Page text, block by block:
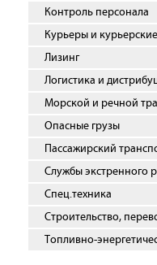
Контроль персонала
Курьеры и
Лизинг
Логистика и
Морской и речной
Опасные грузы
Пассажирский
Службы экстренного
Спец.техника
Строительство,
Топливно-